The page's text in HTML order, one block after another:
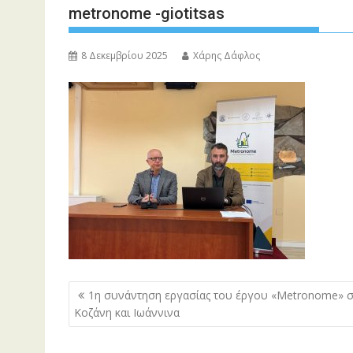
metronome -giotitsas
8 Δεκεμβρίου 2025 Χάρης Δάφλος
Πλοήγηση
άρθρων
1η συνάντηση εργασίας του έργου «Metronome»
Κοζάνη και Ιωάννινα